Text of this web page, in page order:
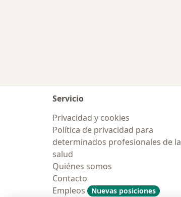
Servicio
Privacidad y cookies
Política de privacidad para
determinados profesionales de la
salud
Quiénes somos
Contacto
Empleos
Nuevas posiciones